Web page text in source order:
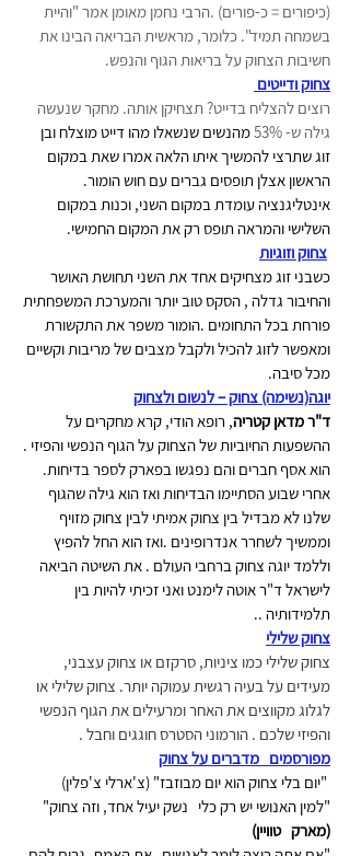
(כיפורים = כ-פורים) .הרבי נחמן מאומן אמר "והיית
בשמחה תמיד". כלומר, מראשית הבריאה הבינו את
חשיבות הצחוק על בריאות הגוף והנפש.
צחוק ודייטים
רוצים להצליח בדייט? תצחיקן אותה. מחקר שנעשה
גילה ש- 53%
מהנשים שנשאלו מהו דייט מוצלח ובן
זוג שתרצי להמשיך איתו הלאה אמרו שאת במקום
הראשון אצלן תופסים גברים עם חוש הומור.
אינטליגנציה עומדת במקום השני, וכנות במקום
השלישי והמראה תופס רק את המקום החמישי.
צחוק וזוגיות
כשבני זוג מצחיקים אחד את השני תחושת האושר
והחיבור גדלה , הסקס טוב יותר והמערכת המשפחתית
פורחת בכל התחומים .הומור משפר את התקשורת
ומאפשר לזוג להכיל ולקבל מצבים של מריבות וקשיים
מכל סיבה.
יוגה(נשימה) צחוק – לנשום ולצחוק
ד"ר מדאן קטריה, רופא הודי, קרא מחקרים על
ההשפעות החיוביות של הצחוק על הגוף הנפשי והפיזי .
הוא אסף חברים והם נפגשו בפארק לספר בדיחות.
אחרי שבוע הסתיימו הבדיחות ואז הוא גילה שהגוף
שלנו לא מבדיל בין צחוק אמיתי לבין צחוק מזויף
וממשיך לשחרר אנדרופינים .ואז הוא החל להפיץ
וללמד יוגה צחוק ברחבי העולם . את השיטה הביאה
לישראל ד"ר אוטה לימנט ואני זכיתי להיות בין
תלמידותיה ..
צחוק שלילי
צחוק שלילי כמו ציניות, סרקזם או צחוק עצבני,
מעידים על בעיה רגשית עמוקה יותר. צחוק שלילי או
לגלוג מקווצים את האחר ומרעילים את הגוף הנפשי
והפיזי שלכם . הורמוני הסטרס חוגגים וחבל .
מפורסמים   מדברים על צחוק
"למין האנושי יש רק כלי   נשק יעיל אחד, וזה צחוק"
(מארק   טוויין)